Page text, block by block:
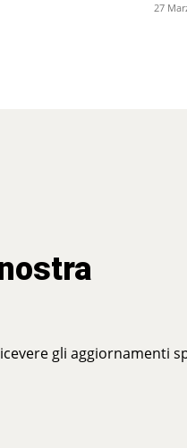
27
gli aggiornamenti